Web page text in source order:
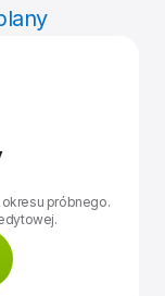
okresu próbnego.